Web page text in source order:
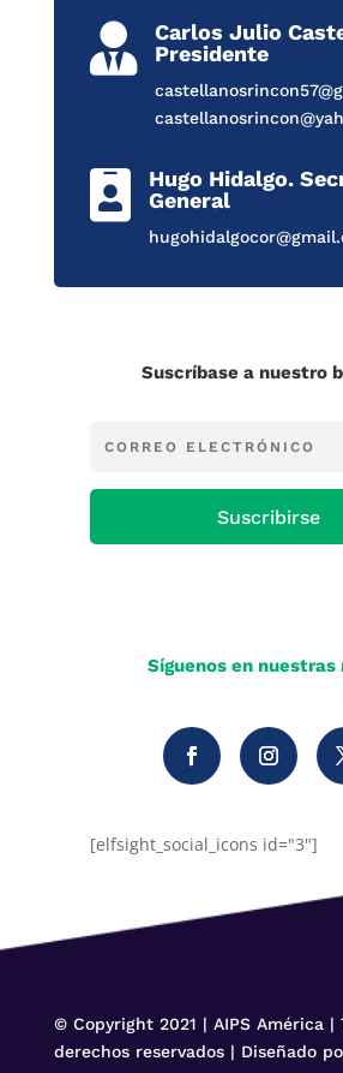

Carlos Julio
Presidente

Hugo Hidalgo.
General
Suscríbase a nuestro
Suscribirse
Síguenos en nuestras
[elfsight_social_icons id="3"]
© Copyright 2021 | AIPS América |
derechos reservados | Diseñado